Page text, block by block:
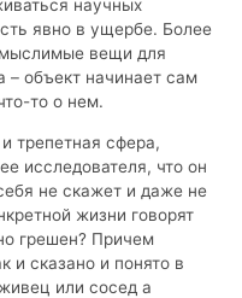
научных
явно в ущербе. Более
вещи для
– объект начинает сам
то о нем.
трепетная сфера,
исследователя, что он
не скажет и даже не
жизни говорят
грешен? Причем
и сказано и понято в
или сосед а